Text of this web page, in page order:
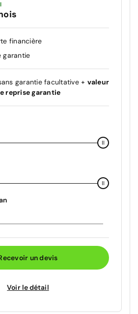
financière
garantie
garantie facultative + valeur
reprise garantie
un devis
Voir le détail